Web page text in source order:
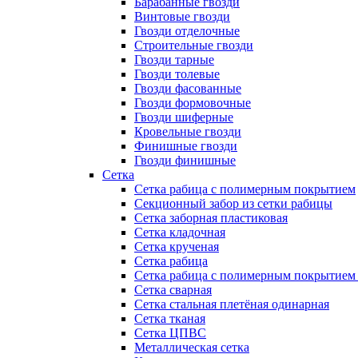
Винтовые гвозди
Гвозди отделочные
Строительные гвозди
Гвозди тарные
Гвозди толевые
Гвозди фасованные
Гвозди формовочные
Гвозди шиферные
Кровельные гвозди
Финишные гвозди
Гвозди финишные
Сетка
Сетка рабица с полимерным покрытием
Секционный забор из сетки рабицы
Сетка заборная пластиковая
Сетка кладочная
Сетка крученая
Сетка рабица
Сетка рабица с полимерным покрытием
Сетка сварная
Сетка стальная плетёная одинарная
Сетка тканая
Сетка ЦПВС
Металлическая сетка